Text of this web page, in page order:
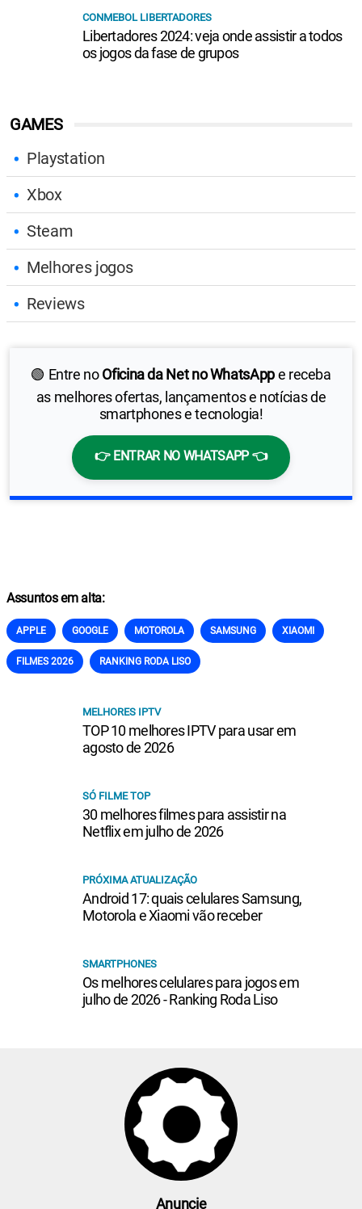
GAMES
Playstation
Xbox
Steam
Melhores jogos
Reviews
🟢 Entre noOficina da Net no WhatsAppe receba
as melhores ofertas, lançamentos e notícias de
smartphones e tecnologia!
👉 ENTRAR NO WHATSAPP 👈
CONMEBOL LIBERTADORES
Libertadores 2024: veja onde assistir a todos
os jogos da fase de grupos
Assuntos em alta:
APPLE GOOGLE MOTOROLA SAMSUNG XIAOMI
FILMES 2026 RANKING RODA LISO
MELHORES IPTV
TOP 10 melhores IPTV para usar em
agosto de 2026
SÓ FILME TOP
30 melhores filmes para assistir na
Netflix em julho de 2026
PRÓXIMA ATUALIZAÇÃO
Android 17: quais celulares Samsung,
Motorola e Xiaomi vão receber
SMARTPHONES
Os melhores celulares para jogos em
julho de 2026 - Ranking Roda Liso
Anuncie